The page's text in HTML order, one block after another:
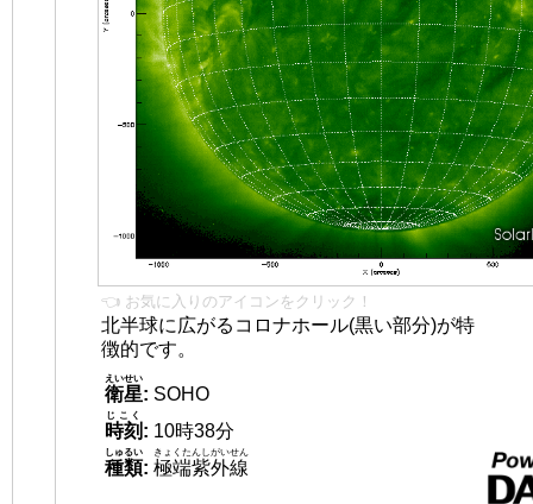
👈 お気に入りのアイコンをクリック！
北半球に広がるコロナホール(黒い部分)が特
徴的です。
衛星
えいせい
: SOHO
時刻
じこく
: 10時38分
種類
しゅるい
: 極端紫外線
きょくたんしがいせん